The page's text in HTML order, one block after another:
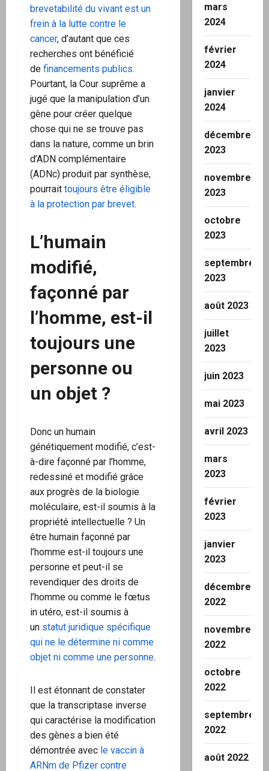
brevetabilité du vivant est un
frein à la lutte contre le
cancer, d’autant que ces
recherches ont bénéficié
de financements publics.
Pourtant, la Cour suprême a
jugé que la manipulation d’un
gène pour créer quelque
chose qui ne se trouve pas
dans la nature, comme un brin
d’ADN complémentaire
(ADNc) produit par synthèse,
pourrait toujours être éligible
à la protection par brevet.
L’humain
modifié,
façonné par
l’homme, est-il
toujours une
personne ou
un objet ?
Donc un humain
génétiquement modifié, c’est-
à-dire façonné par l’homme,
redessiné et modifié grâce
aux progrès de la biologie
moléculaire, est-il soumis à la
propriété intellectuelle ? Un
être humain façonné par
l’homme est-il toujours une
personne et peut-il se
revendiquer des droits de
l’homme ou comme le fœtus
in utéro, est-il soumis à
un statut juridique spécifique
qui ne le détermine ni comme
objet ni comme une personne.
Il est étonnant de constater
que la transcriptase inverse
qui caractérise la modification
des gènes a bien été
démontrée avec le vaccin à
ARNm de Pfizer contre
mars
2024
février
2024
janvier
2024
décembre
2023
novembre
2023
octobre
2023
septembre
2023
août 2023
juillet
2023
juin 2023
mai 2023
avril 2023
mars
2023
février
2023
janvier
2023
décembre
2022
novembre
2022
octobre
2022
septembre
2022
août 2022